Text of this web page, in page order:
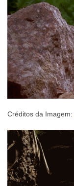
Créditos da Imagem: